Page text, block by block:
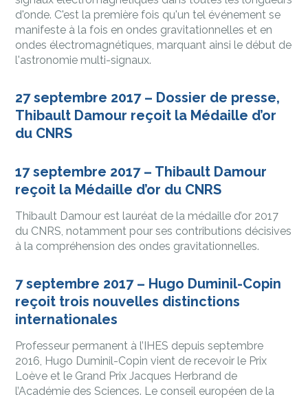
d'onde. C'est la première fois qu'un tel événement se
manifeste à la fois en ondes gravitationnelles et en
ondes électromagnétiques, marquant ainsi le début de
l'astronomie multi-signaux.
27 septembre 2017 – Dossier de presse,
Thibault Damour reçoit la Médaille d’or
du CNRS
17 septembre 2017 – Thibault Damour
reçoit la Médaille d’or du CNRS
Thibault Damour est lauréat de la médaille d’or 2017
du CNRS, notamment pour ses contributions décisives
à la compréhension des ondes gravitationnelles.
7 septembre 2017 – Hugo Duminil-Copin
reçoit trois nouvelles distinctions
internationales
Professeur permanent à l’IHES depuis septembre
2016, Hugo Duminil-Copin vient de recevoir le Prix
Loève et le Grand Prix Jacques Herbrand de
l’Académie des Sciences. Le conseil européen de la